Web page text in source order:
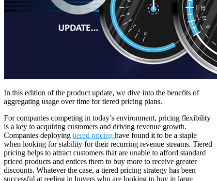
In this edition of the product update, we dive into the benefits of
aggregating usage over time for tiered pricing plans.
For companies competing in today’s environment, pricing flexibility
is a key to acquiring customers and driving revenue growth.
Companies deploying tiered pricing have found it to be a staple
when looking for stability for their recurring revenue streams. Tiered
pricing helps to attract customers that are unable to afford standard
priced products and entices them to buy more to receive greater
discounts. Whatever the case, a tiered pricing strategy has been
successful at reeling in buyers who are looking to buy in large